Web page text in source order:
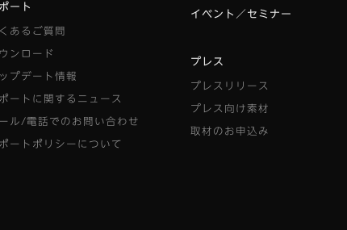
ート
あるご質問
ンロード
プデート情報
ートに関するニュース
ル/電話でのお問い合わせ
ートポリシーについて
イベント／セミナー
プレス
プレスリリース
プレス向け素材
取材のお申込み